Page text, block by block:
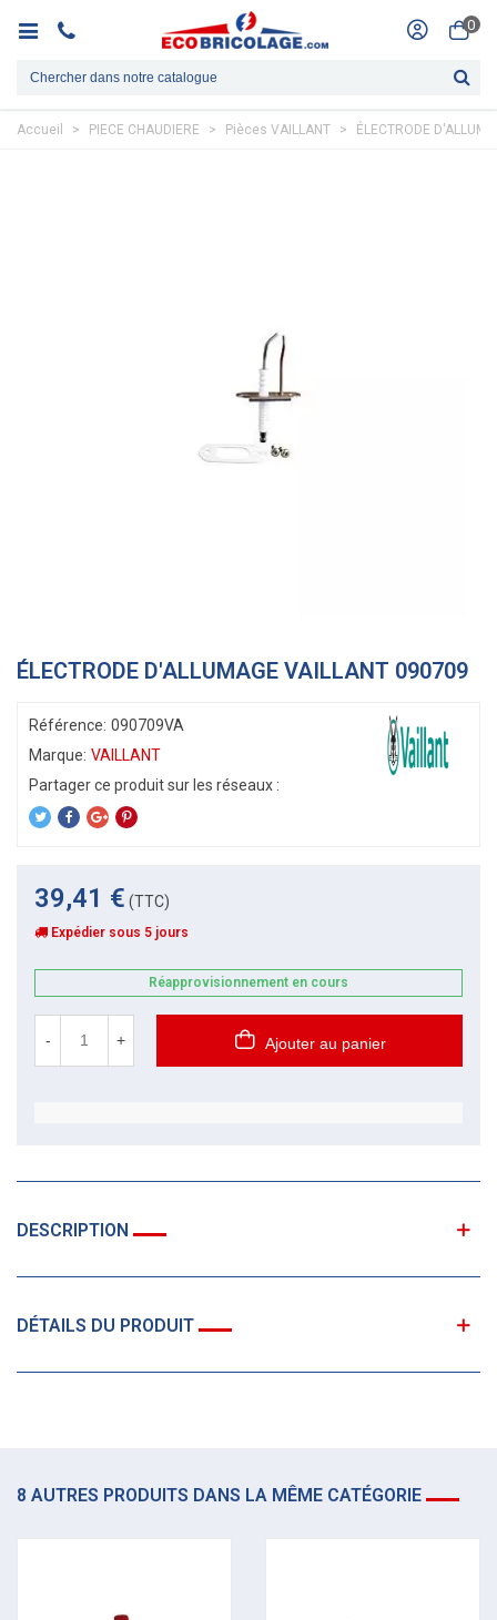
0
Accueil > PIECE CHAUDIERE > Pièces VAILLANT > ÉLECTRODE
ÉLECTRODE D'ALLUMAGE VAILLANT 090709
Référence: 090709VA
Marque: VAILLANT
39,41 € (TTC)
Expédier sous 5 jours
Réapprovisionnement en cours
- + Ajouter au panier
DESCRIPTION
DÉTAILS DU PRODUIT
8 AUTRES PRODUITS DANS LA MÊME CATÉGORIE